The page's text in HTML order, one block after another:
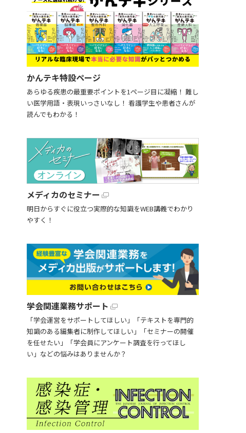
かんテキ特設ページ
あらゆる疾患の最重要ポイントを1ページ目に凝縮！ 難し
い医学用語・表現いっさいなし！ 看護学生や患者さんが
読んでもわかる！
メディカのセミナー
明日からすぐに役立つ実際的な知識をWEB講義でわかり
やすく！
学会関連業務サポート
「学会運営をサポートしてほしい」「テキストを専門的
知識のある編集者に制作してほしい」「セミナーの開催
を任せたい」「学会員にアンケート調査を行ってほし
い」などの悩みはありませんか？